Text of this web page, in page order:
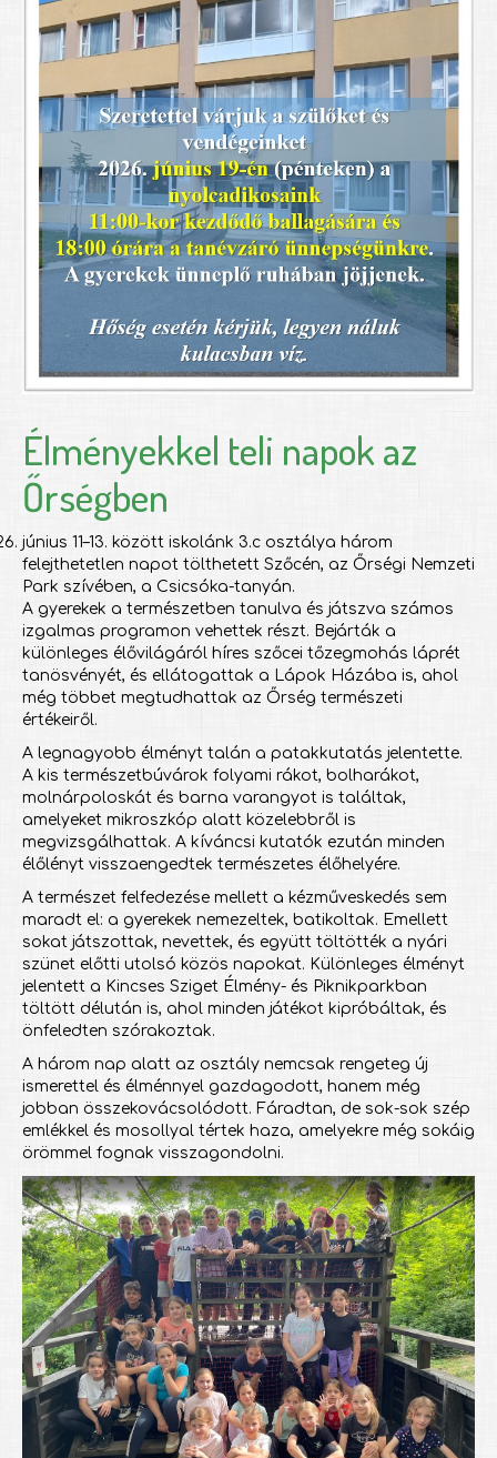
Élményekkel teli napok az
Őrségben
június 11–13. között iskolánk 3.c osztálya három
felejthetetlen napot tölthetett Szőcén, az Őrségi Nemzeti
Park szívében, a Csicsóka-tanyán.
A gyerekek a természetben tanulva és játszva számos
izgalmas programon vehettek részt. Bejárták a
különleges élővilágáról híres szőcei tőzegmohás láprét
tanösvényét, és ellátogattak a Lápok Házába is, ahol
még többet megtudhattak az Őrség természeti
értékeiről.
A legnagyobb élményt talán a patakkutatás jelentette.
A kis természetbúvárok folyami rákot, bolharákot,
molnárpoloskát és barna varangyot is találtak,
amelyeket mikroszkóp alatt közelebbről is
megvizsgálhattak. A kíváncsi kutatók ezután minden
élőlényt visszaengedtek természetes élőhelyére.
A természet felfedezése mellett a kézműveskedés sem
maradt el: a gyerekek nemezeltek, batikoltak. Emellett
sokat játszottak, nevettek, és együtt töltötték a nyári
szünet előtti utolsó közös napokat. Különleges élményt
jelentett a Kincses Sziget Élmény- és Piknikparkban
töltött délután is, ahol minden játékot kipróbáltak, és
önfeledten szórakoztak.
A három nap alatt az osztály nemcsak rengeteg új
ismerettel és élménnyel gazdagodott, hanem még
jobban összekovácsolódott. Fáradtan, de sok-sok szép
emlékkel és mosollyal tértek haza, amelyekre még sokáig
örömmel fognak visszagondolni.